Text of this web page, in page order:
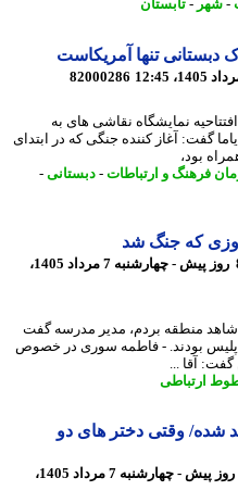
-تابستان
82000286
نمایشگاه نقاشی های به
آغاز کننده جنگی که در ابتدای
و ارتباطات-دبستانی-
که جنگ شد
8 روز پیش - چهارشنبه 7 مرداد 1405،
منطقه بردم، مدیر مدرسه گفت
بودند. - فاطمه سوری در خصوص
...
وقتی دختر های دو
8 روز پیش - چهارشنبه 7 مرداد 1405،